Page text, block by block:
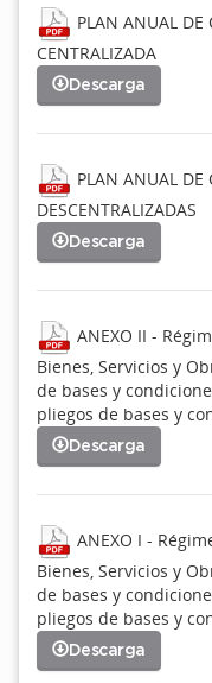
PLAN ANUAL DE
CENTRALIZADA
Descarga
PLAN ANUAL DE
DESCENTRALIZADAS
Descarga
ANEXO II -
Bienes, Servicios y
de bases y
pliegos de bases y
Descarga
ANEXO I -
Bienes, Servicios y
de bases y
pliegos de bases y
Descarga